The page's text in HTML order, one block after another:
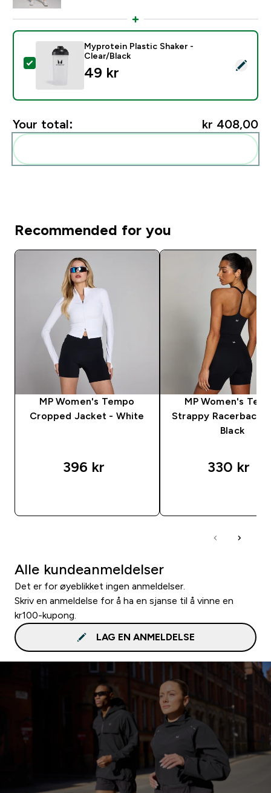
Select this product - Myprotein Plastic Shaker -
Myprotein Plastic Shaker -
Clear/Black
49 kr‎
Your total: kr 408,00‎
Recommended for you
MP Women's Tempo
Cropped Jacket - White
396 kr‎
MP Women's
Strappy Racerback
Black
330 kr‎
Alle kundeanmeldelser
Det er for øyeblikket ingen anmeldelser.
Skriv en anmeldelse for å ha en sjanse til å vinne en
kr100-kupong.
LAG EN ANMELDELSE